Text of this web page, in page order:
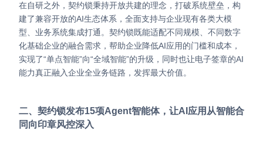
在自研之外，契约锁秉持开放共建的理念，打破系统壁垒，构
建了兼容开放的AI生态体系，全面支持与企业现有各类大模
型、业务系统集成打通。契约锁既能适配不同规模、不同数字
化基础企业的融合需求，帮助企业降低AI应用的门槛和成本，
实现了“单点智能”向“全域智能”的升级，同时也让电子签章的AI
能力真正融入企业全业务链路，发挥最大价值。
二、契约锁发布15项Agent智能体，让AI应用从智能合
同向印章风控深入